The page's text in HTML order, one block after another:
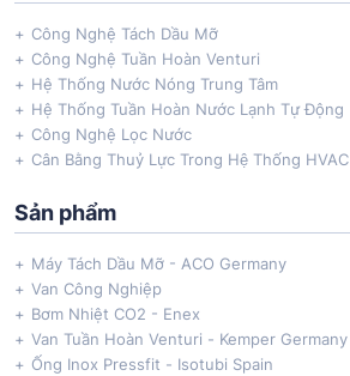
Công Nghệ Tách Dầu Mỡ
Công Nghệ Tuần Hoàn Venturi
Hệ Thống Nước Nóng Trung Tâm
Hệ Thống Tuần Hoàn Nước Lạnh Tự Động
Công Nghệ Lọc Nước
Cân Bằng Thuỷ Lực Trong Hệ Thống HVAC
Sản phẩm
Máy Tách Dầu Mỡ - ACO Germany
Van Công Nghiệp
Bơm Nhiệt CO2 - Enex
Van Tuần Hoàn Venturi - Kemper Germany
Ống Inox Pressfit - Isotubi Spain